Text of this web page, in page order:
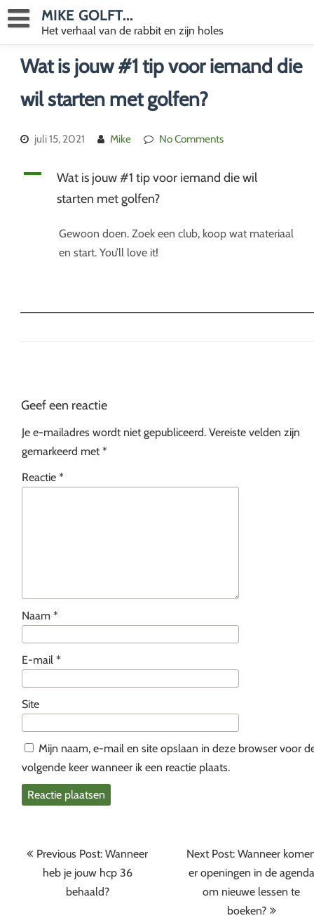
Skip
to
content
MIKE GOLFT...
Het verhaal van de rabbit en zijn holes
Wat is jouw #1 tip voor iemand die
wil starten met golfen?
juli 15, 2021 Mike No Comments
A
Wat is jouw #1 tip voor iemand die wil
starten met golfen?
Gewoon doen. Zoek een club, koop wat materiaal
en start. You’ll love it!
Geef een reactie
Je e-mailadres wordt niet gepubliceerd. Vereiste velden zijn
gemarkeerd met*
Reactie *
Naam *
E-mail *
Site
Mijn naam, e-mail en site opslaan in deze browser voor
volgende keer wanneer ik een reactie plaats.
Bericht
navigatie
Previous Post: Wanneer
heb je jouw hcp 36
behaald?
Next Post: Wanneer
er openingen in de agenda
om nieuwe lessen te
boeken?